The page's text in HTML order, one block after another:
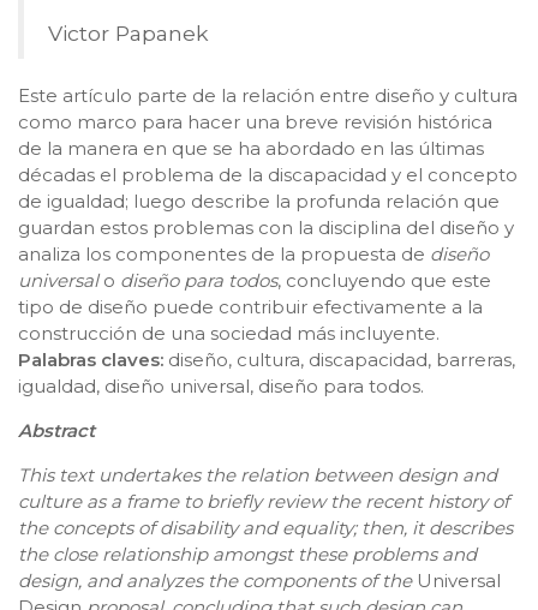
Victor Papanek
Este artículo parte de la relación entre diseño y cultura
como marco para hacer una breve revisión histórica
de la manera en que se ha abordado en las últimas
décadas el problema de la discapacidad y el concepto
de igualdad; luego describe la profunda relación que
guardan estos problemas con la disciplina del diseño y
analiza los componentes de la propuesta de diseño
universalo diseño para todos, concluyendo que este
tipo de diseño puede contribuir efectivamente a la
construcción de una sociedad más incluyente.
Palabras claves: diseño, cultura, discapacidad, barreras,
igualdad, diseño universal, diseño para todos.
Abstract
This text undertakes the relation between design and
culture as a frame to briefly review the recent history of
the concepts of disability and equality; then, it describes
the close relationship amongst these problems and
design, and analyzes the components of the Universal